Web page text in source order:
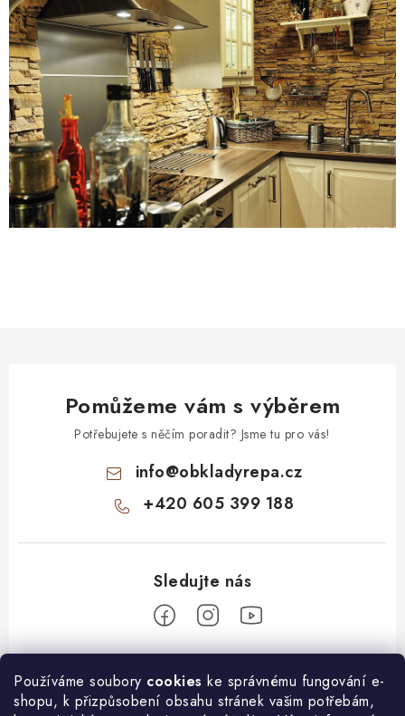
Používáme soubory cookies ke správnému fungování e-
shopu, k přizpůsobení obsahu stránek vašim potřebám,
Pomůžeme vám s výběrem
Potřebujete s něčím poradit? Jsme tu pro vás!
info@obkladyrepa.cz
+420 605 399 188
Z
O nákupu